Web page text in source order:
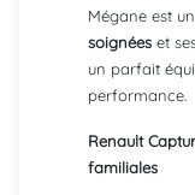
Mégane est un
soignées et
un parfait
performance.
Renault
familiales